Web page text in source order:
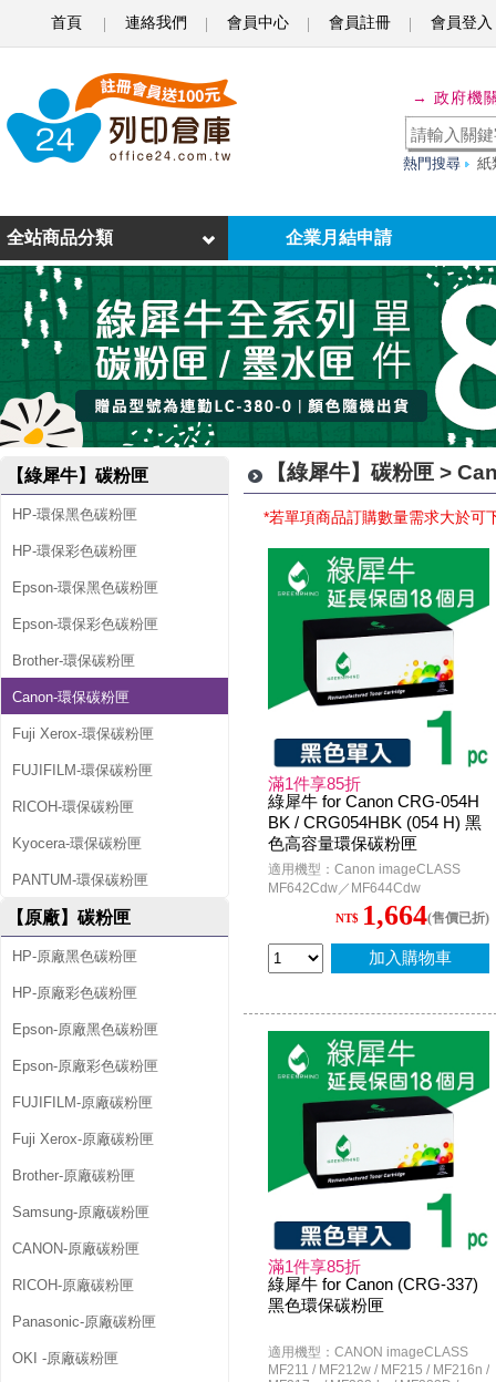
首頁 連絡我們 會員中心 會員註冊 會員登入
n
n
-
環
保
粉
匣
→ 政府機
熱門搜尋 紙
企業月結申請
全站商品分類
【綠犀牛】碳粉匣
HP-環保黑色碳粉匣
HP-環保彩色碳粉匣
Epson-環保黑色碳粉匣
Epson-環保彩色碳粉匣
Brother-環保碳粉匣
Canon-環保碳粉匣
Fuji Xerox-環保碳粉匣
FUJIFILM-環保碳粉匣
RICOH-環保碳粉匣
Kyocera-環保碳粉匣
PANTUM-環保碳粉匣
【原廠】碳粉匣
HP-原廠黑色碳粉匣
HP-原廠彩色碳粉匣
Epson-原廠黑色碳粉匣
Epson-原廠彩色碳粉匣
FUJIFILM-原廠碳粉匣
Fuji Xerox-原廠碳粉匣
Brother-原廠碳粉匣
Samsung-原廠碳粉匣
CANON-原廠碳粉匣
RICOH-原廠碳粉匣
Panasonic-原廠碳粉匣
OKI -原廠碳粉匣
【綠犀牛】碳粉匣 >
*若單項商品訂購數量需求大於可
滿1件享85折
綠犀牛 for Canon CRG-054H
BK / CRG054HBK (054 H) 黑
色高容量環保碳粉匣
適用機型：Canon imageCLASS
MF642Cdw／MF644Cdw
NT$ 1,664(售價已折)
加入購物車
滿1件享85折
綠犀牛 for Canon (CRG-337)
黑色環保碳粉匣
適用機型：CANON imageCLASS
MF211 / MF212w / MF215 / MF216n /